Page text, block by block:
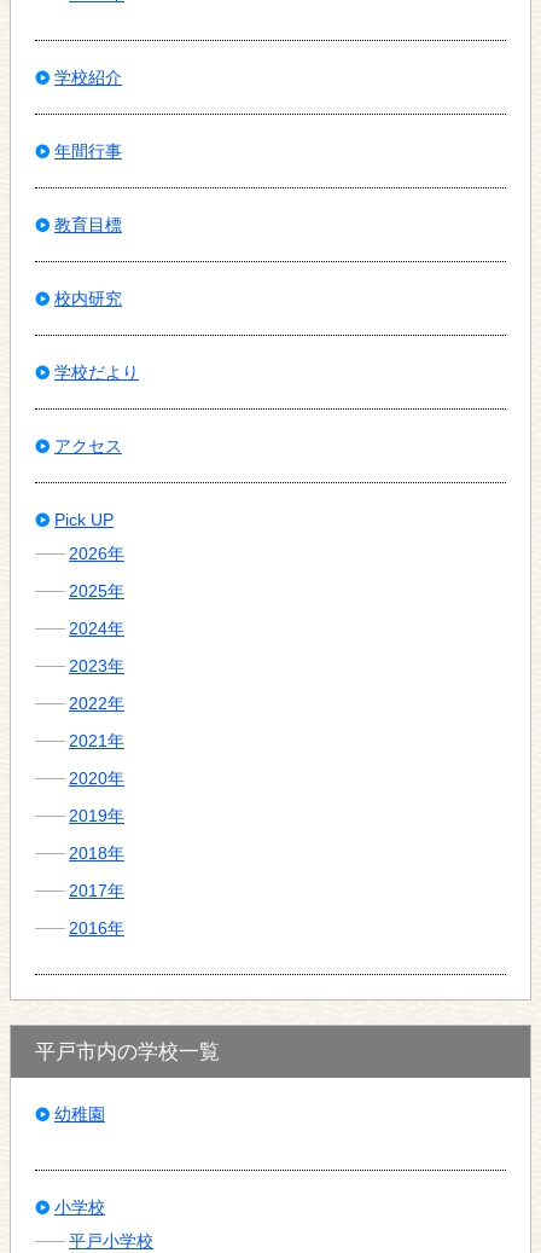
学校紹介
年間行事
教育目標
校内研究
学校だより
アクセス
Pick UP
2026年
2025年
2024年
2023年
2022年
2021年
2020年
2019年
2018年
2017年
2016年
平戸市内の学校一覧
幼稚園
小学校
平戸小学校